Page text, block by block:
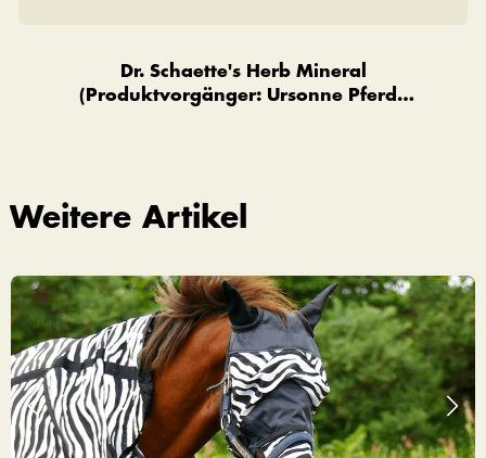
Dr. Schaette's Herb Mineral
(Produktvorgänger: Ursonne Pferde
Weitere Artikel